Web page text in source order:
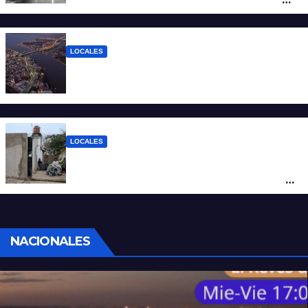
hasta 90 km/h, granizo y un brusco
LOCALES
LOCALES
por la Justicia
NACIONALES